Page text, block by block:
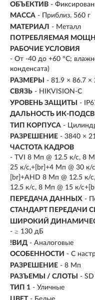
ОБЪЕКТИВ -
МАССА - Приблиз. 560 г
МАТЕРИАЛ - Металл
ПОТРЕБЛЯЕМАЯ
РАБОЧИЕ УСЛОВИЯ
- От -40 до +60 °C;
конденсата)
РАЗМЕРЫ
- 81.9 × 86.7 ×
СВЯЗЬ - HIKVISION-C
УРОВЕНЬ ЗАЩИТЫ
-
ДАЛЬНОСТЬ ИК-
ТИП КОРПУСА -
РАЗРЕШЕНИЕ - 3840 ×
ЧАСТОТА КАДРОВ
- TVI 8 Мп @ 12.5 к/с, 8
25 к/с,+[br]+4 Мп @ 30 к/
[br]+AHD 8 Мп @ 12.5 к/
12.5 к/с, 8 Мп @ 15 к/
ПЕРЕДАЧА ДАННЫХ -
СТАНДАРТ ПЕРЕДАЧИ
ШИРОКИЙ
- ≥ 130 дБ
!ВИД - Аналоговые
ОСОБЕННОСТИ - С
РАЗРЕШЕНИЕ - 8 Мп
РАЗЪЕМЫ / СЛОТЫ
- SD
ТИП 1 - Уличные